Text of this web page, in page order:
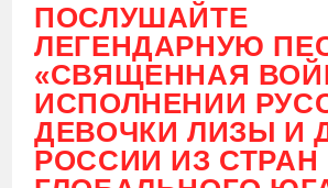
ПОСЛУШАЙТЕ
ЛЕГЕНДАРНУЮ
«СВЯЩЕННАЯ
ИСПОЛНЕНИИ
ДЕВОЧКИ ЛИЗЫ И
РОССИИ ИЗ СТРАН